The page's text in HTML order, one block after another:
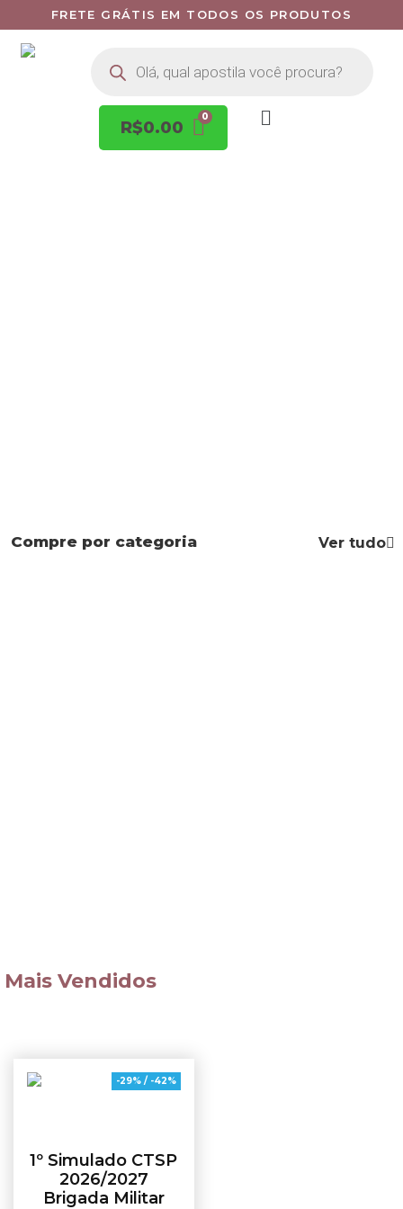
FRETE GRÁTIS EM TODOS OS PRODUTOS
R$0.00
Compre por categoria Ver tudo
Mais Vendidos
-29% / -42%
1º Simulado CTSP
2026/2027
Brigada Militar